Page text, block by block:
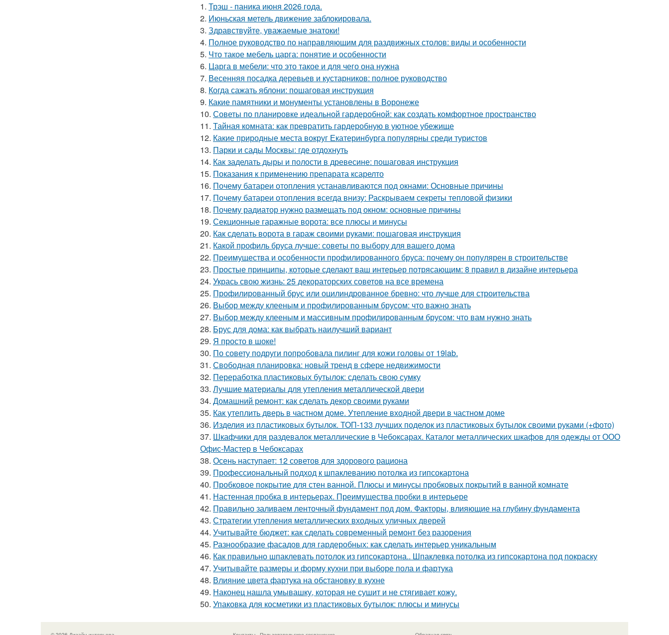
1. Трэш - паника июня 2026 года.
2. Июньская метель движение заблокировала.
3. Здравствуйте, уважаемые знатоки!
4. Полное руководство по направляющим для раздвижных столов: виды и особенности
5. Что такое мебель царга: понятие и особенности
6. Царга в мебели: что это такое и для чего она нужна
7. Весенняя посадка деревьев и кустарников: полное руководство
8. Когда сажать яблони: пошаговая инструкция
9. Какие памятники и монументы установлены в Воронеже
10. Советы по планировке идеальной гардеробной: как создать комфортное пространство
11. Тайная комната: как превратить гардеробную в уютное убежище
12. Какие природные места вокруг Екатеринбурга популярны среди туристов
13. Парки и сады Москвы: где отдохнуть
14. Как заделать дыры и полости в древесине: пошаговая инструкция
15. Показания к применению препарата ксарелто
16. Почему батареи отопления устанавливаются под окнами: Основные причины
17. Почему батареи отопления всегда внизу: Раскрываем секреты тепловой физики
18. Почему радиатор нужно размещать под окном: основные причины
19. Секционные гаражные ворота: все плюсы и минусы
20. Как сделать ворота в гараж своими руками: пошаговая инструкция
21. Какой профиль бруса лучше: советы по выбору для вашего дома
22. Преимущества и особенности профилированного бруса: почему он популярен в строительстве
23. Простые принципы, которые сделают ваш интерьер потрясающим: 8 правил в дизайне интерьера
24. Укрась свою жизнь: 25 декораторских советов на все времена
25. Профилированный брус или оцилиндрованное бревно: что лучше для строительства
26. Выбор между клееным и профилированным брусом: что важно знать
27. Выбор между клееным и массивным профилированным брусом: что вам нужно знать
28. Брус для дома: как выбрать наилучший вариант
29. Я просто в шоке!
30. По совету подруги попробовала пилинг для кожи головы от 19lab.
31. Свободная планировка: новый тренд в сфере недвижимости
32. Переработка пластиковых бутылок: сделать свою сумку
33. Лучшие материалы для утепления металлической двери
34. Домашний ремонт: как сделать декор своими руками
35. Как утеплить дверь в частном доме. Утепление входной двери в частном доме
36. Изделия из пластиковых бутылок. ТОП-133 лучших поделок из пластиковых бутылок своими руками (+фото)
37. Шкафчики для раздевалок металлические в Чебоксарах. Каталог металлических шкафов для одежды от ООО
Офис-Мастер в Чебоксарах
38. Осень наступает: 12 советов для здорового рациона
39. Профессиональный подход к шпаклеванию потолка из гипсокартона
40. Пробковое покрытие для стен ванной. Плюсы и минусы пробковых покрытий в ванной комнате
41. Настенная пробка в интерьерах. Преимущества пробки в интерьере
42. Правильно заливаем ленточный фундамент под дом. Факторы, влияющие на глубину фундамента
43. Стратегии утепления металлических входных уличных дверей
44. Учитывайте бюджет: как сделать современный ремонт без разорения
45. Разнообразие фасадов для гардеробных: как сделать интерьер уникальным
46. Как правильно шпаклевать потолок из гипсокартона.. Шпаклевка потолка из гипсокартона под покраску
47. Учитывайте размеры и форму кухни при выборе пола и фартука
48. Влияние цвета фартука на обстановку в кухне
49. Наконец нашла умывашку, которая не сушит и не стягивает кожу.
50. Упаковка для косметики из пластиковых бутылок: плюсы и минусы